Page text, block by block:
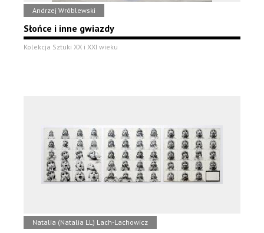
Andrzej Wróblewski
Słońce i inne gwiazdy
Kolekcja Sztuki XX i XXI wieku
Natalia (Natalia LL) Lach-Lachowicz